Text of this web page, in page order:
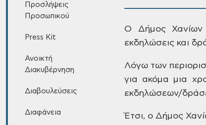
Προσλήψεις
Προσωπικού
Press Kit
Ανοικτή
Διακυβέρνηση
Διαβουλεύσεις
Διαφάνεια
Ο Δήμος Χανίων
εκδηλώσεις και
Λόγω των
για
ακόμα μια
εκδηλώσεων/
Έτσι, ο Δήμος